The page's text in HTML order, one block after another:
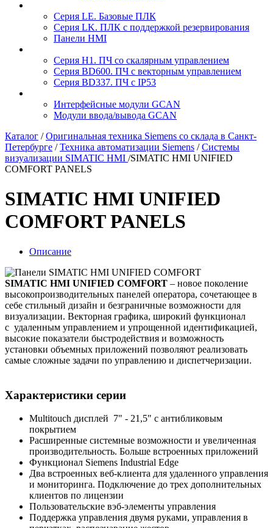
Серия LE. Базовые ПЛК
Серия LK. ПЛК с поддержкой резервирования
Панели HMI
Серия H1. ПЧ со скалярным управлением
Серия BD600. ПЧ с векторным управлением
Серия BD337. ПЧ с IP53
Интерфейсные модули GCAN
Модули ввода/вывода GCAN
Каталог / Оригинальная техника Siemens со склада в Санкт-
Петербурге / Техника автоматизации Siemens / Системы
визуализации SIMATIC HMI /SIMATIC HMI UNIFIED
COMFORT PANELS
SIMATIC HMI UNIFIED
COMFORT PANELS
Описание
SIMATIC HMI UNIFIED COMFORT – новое поколение
высокопроизводительных панелей оператора, сочетающее в
себе стильный дизайн и безграничные возможности для
визуализации. Векторная графика, широкий функционал
с удаленным управлением и упрощенной идентификацией,
высокие показатели быстродействия и возможность
установки объемных приложений позволяют реализовать
самые сложные задачи по управлению и диспетчеризации.
Характеристики серии
Multitouch дисплей 7" - 21,5" с антибликовым
покрытием
Расширенные системные возможности и увеличенная
производительность. Больше встроенных приложений
Функционал Siemens Industrial Edge
Два встроенных веб-клиента для удаленного управления
и мониторинга. Подключение до трех дополнительных
клиентов по лицензии
Пользовательские вэб-элементы управления
Поддержка управления двумя руками, управления в